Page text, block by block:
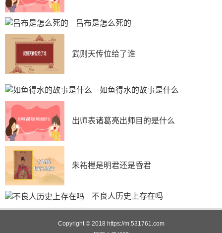
吕布是怎么死的
武则天传位给了谁
如鱼得水的故事是什么
出师表诸葛亮出师目的是什么
朱祐樘是明君还是昏君
不良人历史上存在吗
Copyright © 2018 https://m.531761.com